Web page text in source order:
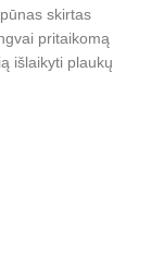
skirtas
pritaikomą
išlaikyti plaukų